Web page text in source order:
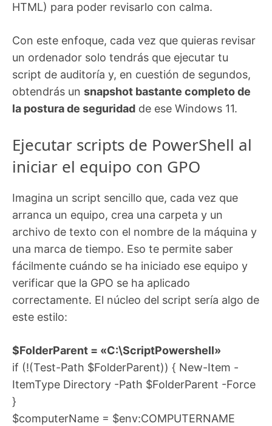
HTML) para poder revisarlo con calma.
Con este enfoque, cada vez que quieras revisar
un ordenador solo tendrás que ejecutar tu
script de auditoría y, en cuestión de segundos,
obtendrás un snapshot bastante completo de
la postura de seguridad de ese Windows 11.
Ejecutar scripts de PowerShell al
iniciar el equipo con GPO
Imagina un script sencillo que, cada vez que
arranca un equipo, crea una carpeta y un
archivo de texto con el nombre de la máquina y
una marca de tiempo. Eso te permite saber
fácilmente cuándo se ha iniciado ese equipo y
verificar que la GPO se ha aplicado
correctamente. El núcleo del script sería algo de
este estilo:
$FolderParent = «C:\ScriptPowershell»
if (!(Test-Path $FolderParent)) { New-Item -
ItemType Directory -Path $FolderParent -Force
}
$computerName = $env:COMPUTERNAME